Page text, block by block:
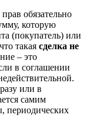
обязательно
которую
(покупатель) или
такая сделка не
– это
в соглашении
или в
самим
периодических